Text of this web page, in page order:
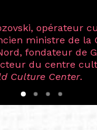
opérateur
ministre de la
fondateur de
du centre
Culture Center.